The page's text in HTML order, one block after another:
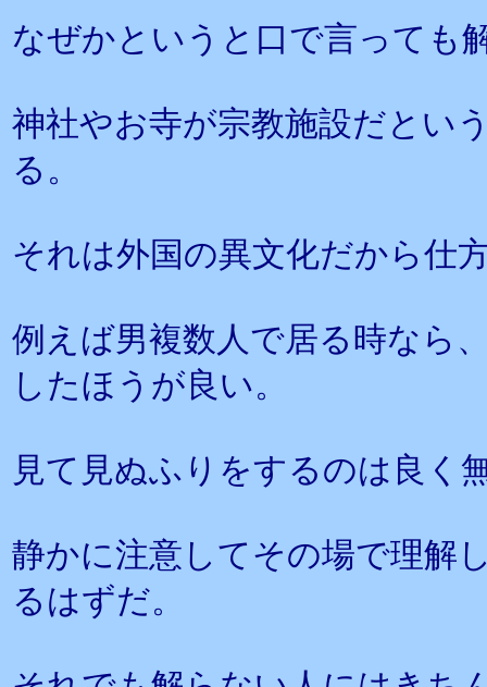
なぜかというと口で言っても
神社やお寺が宗教施設だとい
る。
それは外国の異文化だから仕
例えば男複数人で居る時なら
したほうが良い。
見て見ぬふりをするのは良く
静かに注意してその場で理解
るはずだ。